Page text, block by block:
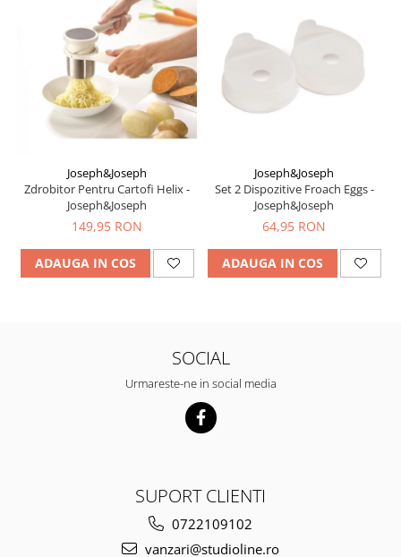
Joseph&Joseph
Zdrobitor Pentru Cartofi Helix -
Joseph&Joseph
149,95 RON
ADAUGA IN COS
Joseph&Joseph
Set 2 Dispozitive Froach Eggs -
Joseph&Joseph
64,95 RON
ADAUGA IN COS
SOCIAL
Urmareste-ne in social media
SUPORT CLIENTI
0722109102
vanzari@studioline.ro